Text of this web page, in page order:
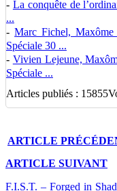
- La conquête de
...
-Marc Fichel,
Spéciale 30 ...
- Vivien Lejeune,
Spéciale ...
Articles publiés : 15855
ARTICLE
ARTICLE SUIVANT
F.I.S.T. – Forged in